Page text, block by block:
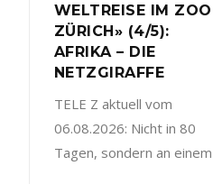
WELTREISE IM ZOO
ZÜRICH» (4/5):
AFRIKA – DIE
NETZGIRAFFE
TELE Z aktuell vom
06.08.2026: Nicht in 80
Tagen, sondern an einem